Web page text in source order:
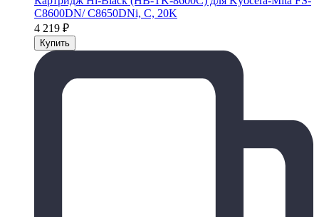
C8600DN/ C8650DNi, C, 20K
4 219 ₽